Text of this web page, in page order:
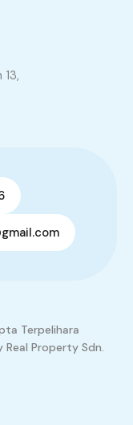
KLICK
akan
Terpelihara
Real Property Sdn.